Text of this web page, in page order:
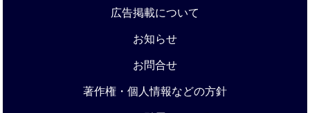
広告掲載について
お知らせ
お問合せ
著作権・個人情報などの方針